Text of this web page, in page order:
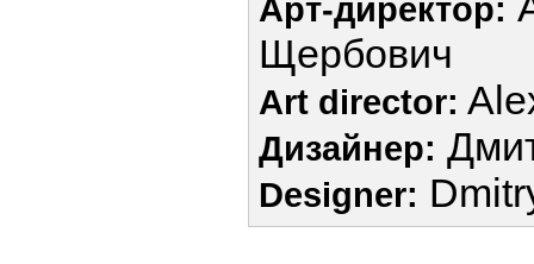
Арт-директор:
Щербович
Art director:
Дизайнер:
Designer: